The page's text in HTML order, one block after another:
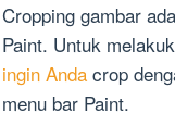
Cropping gambar
Paint. Untuk
ingin Anda crop
menu bar Paint.